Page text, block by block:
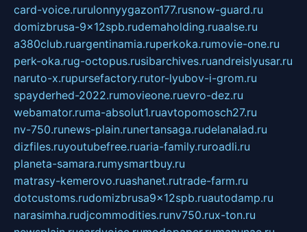
card-voice.rurulonnyygazon177.rusnow-guard.ru
domizbrusa-9x12spb.rudemaholding.ruaalse.ru
a380club.ruargentinamia.ruperkoka.rumovie-one.ru
perk-oka.rug-octopus.rusibarchives.ruandreislyusar.ru
naruto-x.rupursefactory.rutor-lyubov-i-grom.ru
spayderhed-2022.rumovieone.ruevro-dez.ru
webamator.ruma-absolut1.ruavtopomosch27.ru
nv-750.runews-plain.runertansaga.rudelanalad.ru
dizfiles.ruyoutubefree.ruaria-family.ruroadli.ru
planeta-samara.rumysmartbuy.ru
matrasy-kemerovo.ruashanet.rutrade-farm.ru
dotcustoms.rudomizbrusa9x12spb.ruautodamp.ru
narasimha.rudjcommodities.runv750.rux-ton.ru